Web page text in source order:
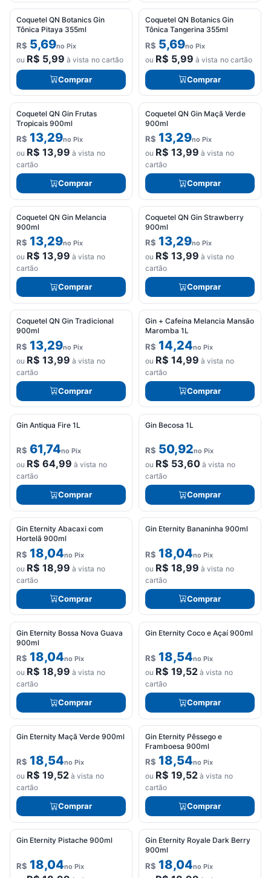
Seu
carrinho
vazio.
Adicione
produtos
para
começar.
Coquetel QN Botanics Gin
Tônica Pitaya 355ml
R$ 5,69no Pix
ou R$ 5,99 à vista no cartão
Comprar
Coquetel QN Botanics Gin
Tônica Tangerina 355ml
R$ 5,69no Pix
ou R$ 5,99 à vista no cartão
Comprar
Coquetel QN Gin Frutas
Tropicais 900ml
R$ 13,29no Pix
ou R$ 13,99 à vista no
cartão
Comprar
Coquetel QN Gin Maçã Verde
900ml
R$ 13,29no Pix
ou R$ 13,99 à vista no
cartão
Comprar
Coquetel QN Gin Melancia
900ml
R$ 13,29no Pix
ou R$ 13,99 à vista no
cartão
Comprar
Coquetel QN Gin Strawberry
900ml
R$ 13,29no Pix
ou R$ 13,99 à vista no
cartão
Comprar
Coquetel QN Gin Tradicional
900ml
R$ 13,29no Pix
ou R$ 13,99 à vista no
cartão
Comprar
Gin + Cafeína Melancia Mansão
Maromba 1L
R$ 14,24no Pix
ou R$ 14,99 à vista no
cartão
Comprar
Gin Antiqua Fire 1L
R$ 61,74no Pix
ou R$ 64,99 à vista no
cartão
Comprar
Gin Becosa 1L
R$ 50,92no Pix
ou R$ 53,60à vista no
cartão
Comprar
Gin Eternity Abacaxi com
Hortelã 900ml
R$ 18,04no Pix
ou R$ 18,99 à vista no
cartão
Comprar
Gin Eternity Bananinha 900ml
R$ 18,04no Pix
ou R$ 18,99 à vista no
cartão
Comprar
Gin Eternity Bossa Nova Guava
900ml
R$ 18,04no Pix
ou R$ 18,99 à vista no
cartão
Comprar
Gin Eternity Coco e Açaí 900ml
R$ 18,54no Pix
ou R$ 19,52à vista no
cartão
Comprar
Gin Eternity Maçã Verde 900ml
R$ 18,54no Pix
ou R$ 19,52à vista no
cartão
Comprar
Gin Eternity Pêssego e
Framboesa 900ml
R$ 18,54no Pix
ou R$ 19,52à vista no
cartão
Comprar
Gin Eternity Pistache 900ml
R$ 18,04no Pix
Gin Eternity Royale Dark Berry
900ml
R$ 18,04no Pix